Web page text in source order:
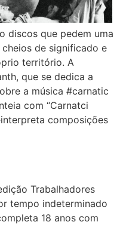
discos que pedem uma
de significado e
território. A
que se dedica a
a música #carnatic
com “Carnatci
composições
Trabalhadores
tempo indeterminado
18 anos com